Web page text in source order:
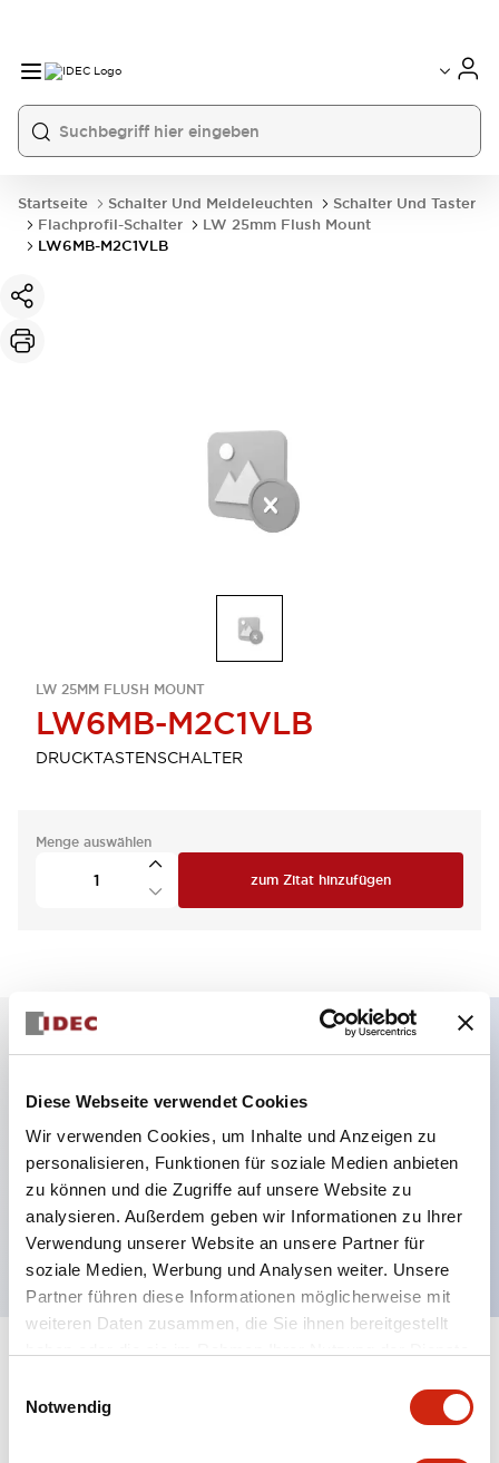
Diese Webseite verwendet Cookies
Wir verwenden Cookies, um Inhalte und Anzeigen zu
personalisieren, Funktionen für soziale Medien anbieten
zu können und die Zugriffe auf unsere Website zu
analysieren. Außerdem geben wir Informationen zu Ihrer
Verwendung unserer Website an unsere Partner für
soziale Medien, Werbung und Analysen weiter. Unsere
Partner führen diese Informationen möglicherweise mit
weiteren Daten zusammen, die Sie ihnen bereitgestellt
Notwendig
Startseite Schalter Und Meldeleuchten
Schalter Und Taster
Flachprofil-Schalter
LW 25mm Flush Mount
LW6MB-M2C1VLB
LW 25MM FLUSH MOUNT
LW6MB-M2C1VLB
DRUCKTASTENSCHALTER
Menge auswählen
zum Zitat hinzufügen
Mehrfachbefestigung möglich
Der schlüsselsichere Selektorschalter verwendet
eine hochsichere Stiftzuhaltungsstruktur
Schutzart IP65 (IEC60529)
Aesthetic Specifications